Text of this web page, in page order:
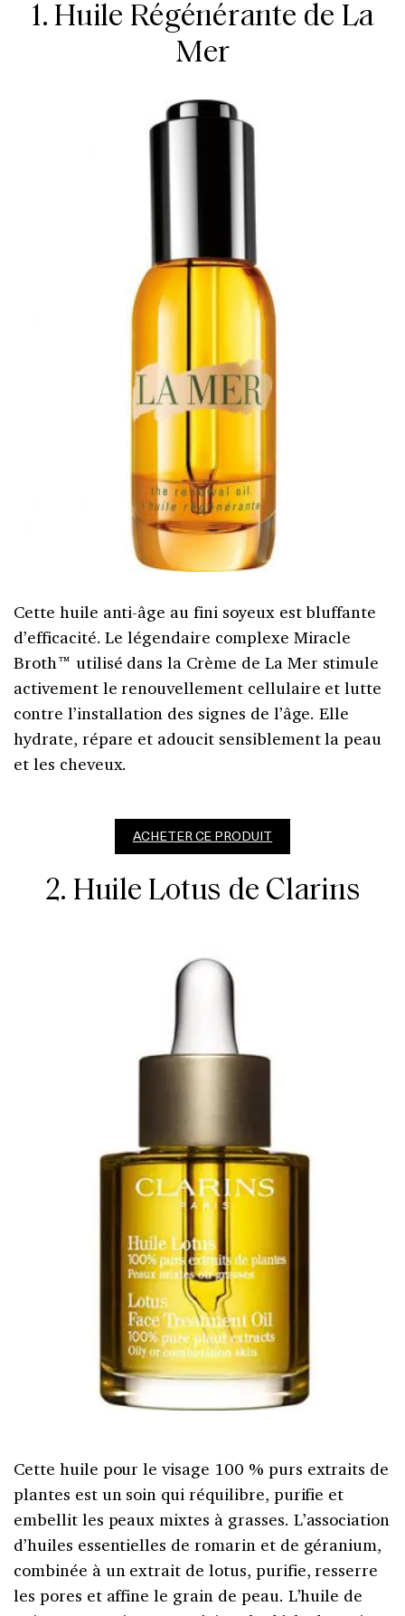
1. Huile Régénérante de La
Mer
Cette huile anti-âge au fini soyeux est bluffante
d’efficacité. Le légendaire complexe Miracle
Broth™ utilisé dans la Crème de La Mer stimule
activement le renouvellement cellulaire et lutte
contre l’installation des signes de l’âge. Elle
hydrate, répare et adoucit sensiblement la peau
et les cheveux.
ACHETER CE PRODUIT
2. Huile Lotus de Clarins
Cette huile pour le visage 100 % purs extraits de
plantes est un soin qui réquilibre, purifie et
embellit les peaux mixtes à grasses. L’association
d’huiles essentielles de romarin et de géranium,
combinée à un extrait de lotus, purifie, resserre
les pores et affine le grain de peau. L’huile de